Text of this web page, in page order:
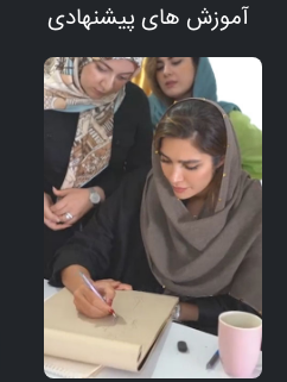
آموزش های پیشنهادی